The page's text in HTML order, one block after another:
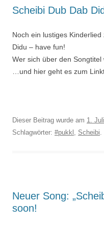
Scheibi Dub Dab
Noch ein lustiges
Didu – have fun!
Wer sich über den
…und hier geht es zum
Dieser Beitrag wurde am 1.
Schlagwörter: #pukkl , Scheibi.
Neuer Song:
soon!